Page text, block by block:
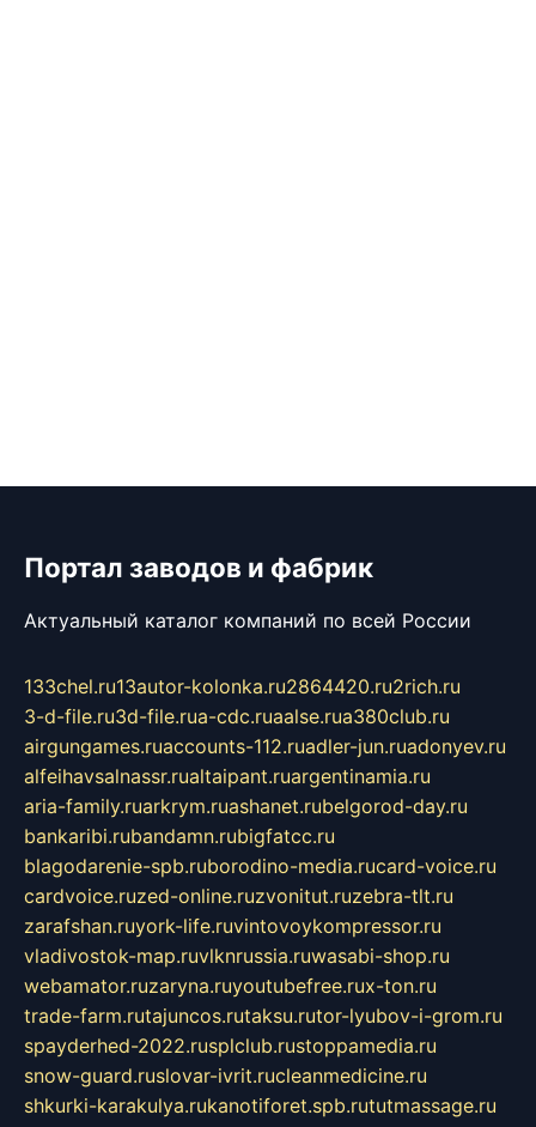
Портал заводов и фабрик
Актуальный каталог компаний по всей России
133chel.ru13autor-kolonka.ru2864420.ru2rich.ru
3-d-file.ru3d-file.rua-cdc.ruaalse.rua380club.ru
airgungames.ruaccounts-112.ruadler-jun.ruadonyev.ru
alfeihavsalnassr.rualtaipant.ruargentinamia.ru
aria-family.ruarkrym.ruashanet.rubelgorod-day.ru
bankaribi.rubandamn.rubigfatcc.ru
blagodarenie-spb.ruborodino-media.rucard-voice.ru
cardvoice.ruzed-online.ruzvonitut.ruzebra-tlt.ru
zarafshan.ruyork-life.ruvintovoykompressor.ru
vladivostok-map.ruvlknrussia.ruwasabi-shop.ru
webamator.ruzaryna.ruyoutubefree.rux-ton.ru
trade-farm.rutajuncos.rutaksu.rutor-lyubov-i-grom.ru
spayderhed-2022.rusplclub.rustoppamedia.ru
snow-guard.ruslovar-ivrit.rucleanmedicine.ru
shkurki-karakulya.rukanotiforet.spb.rututmassage.ru